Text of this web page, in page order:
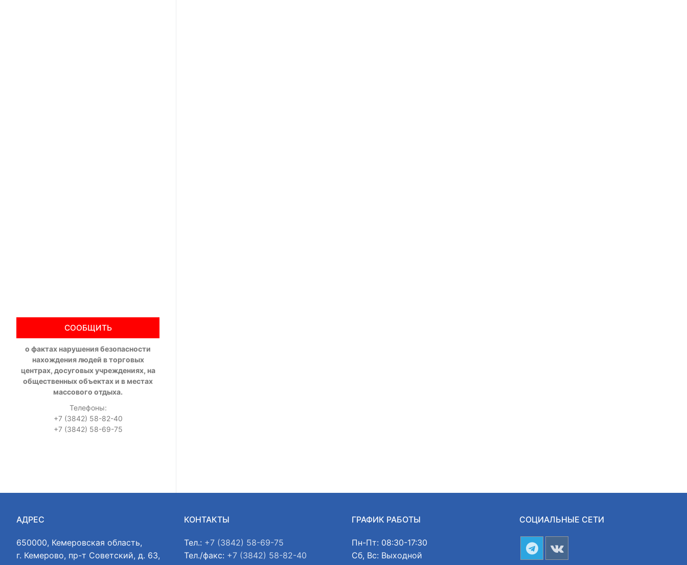
СООБЩИТЬ
о фактах нарушения безопасности
нахождения людей в торговых
центрах, досуговых учреждениях, на
общественных объектах и в местах
массового отдыха.
Телефоны:
+7 (3842) 58-82-40
+7 (3842) 58-69-75
АДРЕС
650000, Кемеровская область,
г. Кемерово, пр-т Советский, д. 63,
КОНТАКТЫ
Тел.: +7 (3842) 58-69-75
Тел./факс: +7 (3842) 58-82-40
ГРАФИК РАБОТЫ
Пн-Пт: 08:30-17:30
Сб, Вс: Выходной
СОЦИАЛЬНЫЕ СЕТИ